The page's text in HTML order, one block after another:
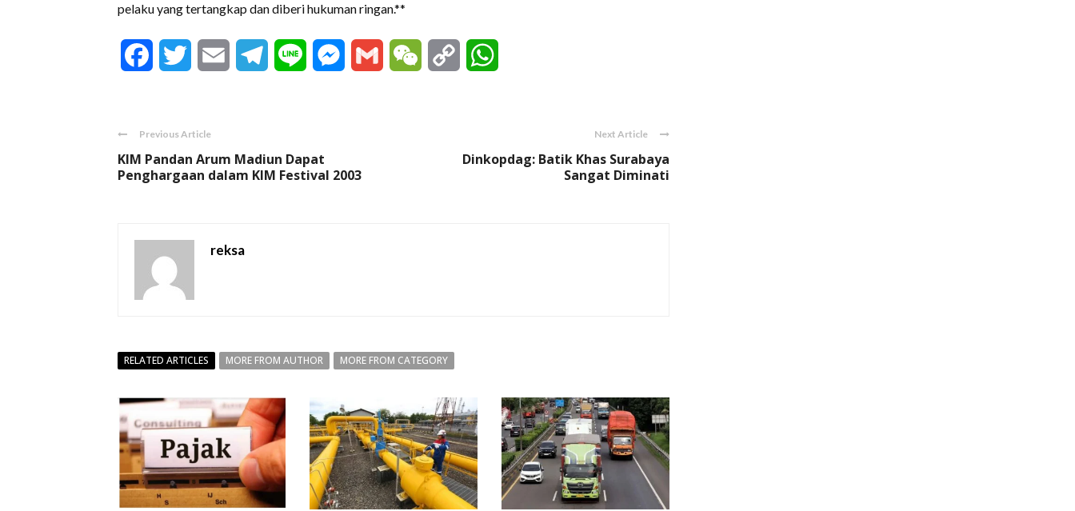
pelaku yang tertangkap dan diberi hukuman ringan.**
FacebookTwitter Email Telegram
Line Messenger
Gmail WeChat Copy
Previous Article
KIM Pandan Arum Madiun Dapat
Penghargaan dalam KIM Festival 2003
Next Article
Dinkopdag: Batik Khas Surabaya
Sangat Diminati
reksa
RELATED ARTICLES MORE FROM AUTHOR MORE FROM CATEGORY